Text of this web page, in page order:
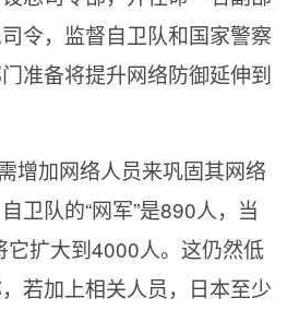
令，监督自卫队和国家警察
准备将提升网络防御延伸到
增加网络人员来巩固其网络
卫队的“网军”是890人，当
扩大到4000人。这仍然低
若加上相关人员，日本至少